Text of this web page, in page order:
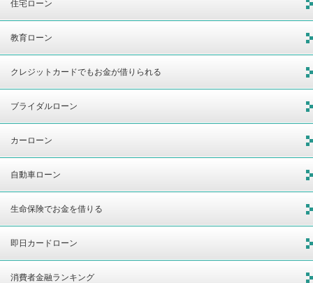
住宅ローン
教育ローン
クレジットカードでもお金が借りられる
ブライダルローン
カーローン
自動車ローン
生命保険でお金を借りる
即日カードローン
消費者金融ランキング